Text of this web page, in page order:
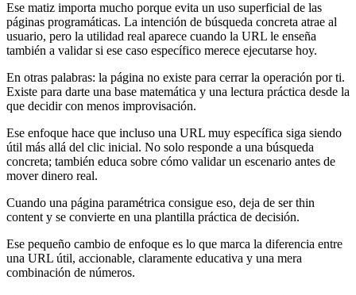
Ese matiz importa mucho porque evita un uso superficial de las
páginas programáticas. La intención de búsqueda concreta atrae al
usuario, pero la utilidad real aparece cuando la URL le enseña
también a validar si ese caso específico merece ejecutarse hoy.
En otras palabras: la página no existe para cerrar la operación por ti.
Existe para darte una base matemática y una lectura práctica desde la
que decidir con menos improvisación.
Ese enfoque hace que incluso una URL muy específica siga siendo
útil más allá del clic inicial. No solo responde a una búsqueda
concreta; también educa sobre cómo validar un escenario antes de
mover dinero real.
Cuando una página paramétrica consigue eso, deja de ser thin
content y se convierte en una plantilla práctica de decisión.
Ese pequeño cambio de enfoque es lo que marca la diferencia entre
una URL útil, accionable, claramente educativa y una mera
combinación de números.